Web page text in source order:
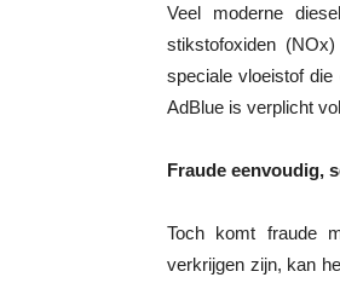
Veel moderne
stikstofoxiden
speciale vloeistof
AdBlue is verplicht
Fraude eenvoudig,
Toch komt fraude
verkrijgen zijn, kan